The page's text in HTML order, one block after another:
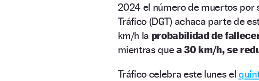
2024 el número de muertos por
Tráfico (DGT) achaca parte de
km/h la probabilidad de
mientras quea 30 km/h, se
Tráfico celebra este lunes el